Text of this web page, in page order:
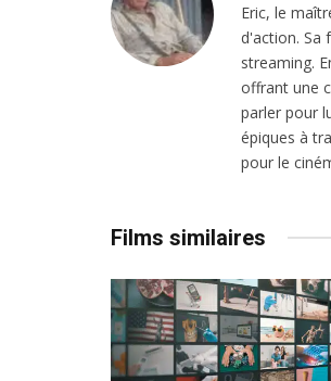
Eric, le
d'action. Sa
streaming.
offrant une
parler pour
épiques à
pour le
Films similaires